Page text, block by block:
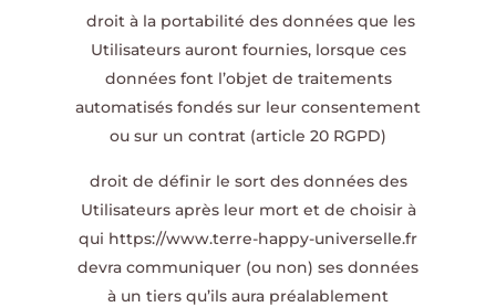
droit à la portabilité des données que les
Utilisateurs auront fournies, lorsque ces
données font l’objet de traitements
automatisés fondés sur leur consentement
ou sur un contrat (article 20 RGPD)
droit de définir le sort des données des
Utilisateurs après leur mort et de choisir à
qui https://www.terre-happy-universelle.fr
devra communiquer (ou non) ses données
à un tiers qu’ils aura préalablement